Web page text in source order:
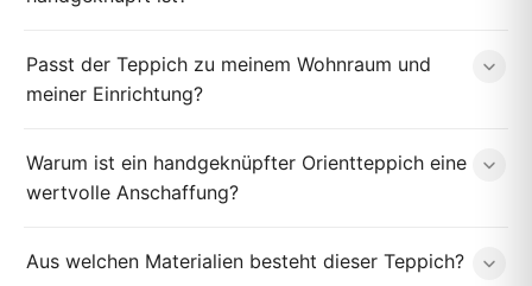
Passt der Teppich zu meinem Wohnraum und
meiner Einrichtung?
Warum ist ein handgeknüpfter Orientteppich eine
wertvolle Anschaffung?
Aus welchen Materialien besteht dieser Teppich?